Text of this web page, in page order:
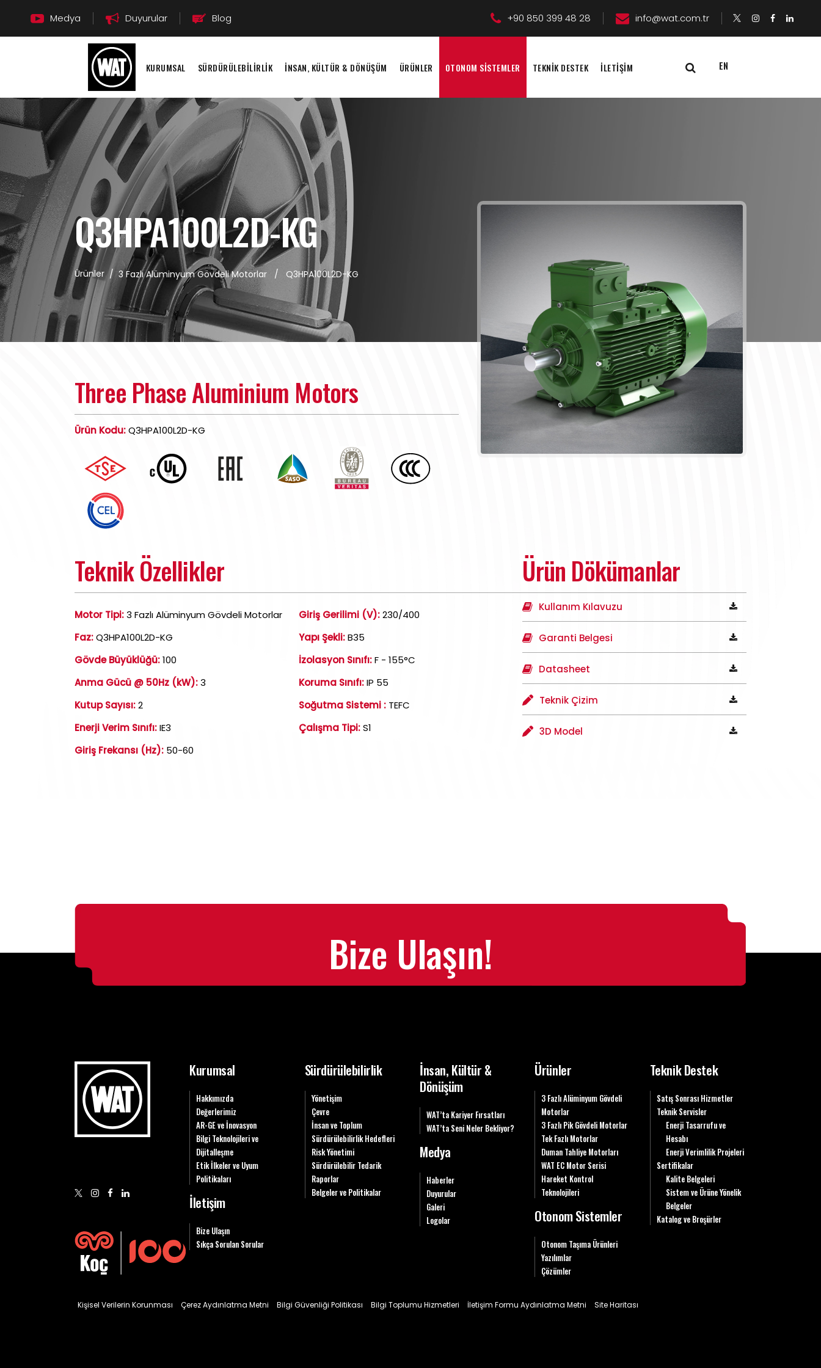
Medya Duyurular Blog +90 850 399 48 28 info@wat.com.tr
KURUMSAL SÜRDÜRÜLEBİLİRLİK İNSAN, KÜLTÜR & DÖNÜŞÜM ÜRÜNLER OTONOM SİSTEMLER TEKNİK DESTEK İLETİŞİM EN
Q3HPA100L2D-KG
Ürünler/ 3 Fazlı Alüminyum Gövdeli Motorlar / Q3HPA100L2D-KG
Three Phase Aluminium Motors
Ürün Kodu:Q3HPA100L2D-KG
Teknik Özellikler
Motor Tipi:3 Fazlı Alüminyum Gövdeli Motorlar
Faz:Q3HPA100L2D-KG
Gövde Büyüklüğü:100
Anma Gücü @ 50Hz (kW):3
Kutup Sayısı:2
Enerji Verim Sınıfı:IE3
Giriş Frekansı (Hz): 50-60
Giriş Gerilimi (V):230/400
Yapı Şekli:B35
İzolasyon Sınıfı:F - 155°C
Koruma Sınıfı:IP 55
Soğutma Sistemi :TEFC
Çalışma Tipi:S1
Ürün Dökümanlar
Kullanım Kılavuzu
Garanti Belgesi
Datasheet
Teknik Çizim
3D Model
Bize Ulaşın!
Kurumsal
Hakkımızda
Değerlerimiz
AR-GE ve İnovasyon
Bilgi Teknolojileri ve
Dijitalleşme
Etik İlkeler ve Uyum
Politikaları
İletişim
Bize Ulaşın
Sıkça Sorulan Sorular
Sürdürülebilirlik
Yönetişim
Çevre
İnsan ve Toplum
Sürdürülebilirlik Hedefleri
Risk Yönetimi
Sürdürülebilir Tedarik
Raporlar
Belgeler ve Politikalar
İnsan, Kültür &
Dönüşüm
WAT’ta Kariyer Fırsatları
WAT’ta Seni Neler Bekliyor?
Medya
Haberler
Duyurular
Galeri
Logolar
Ürünler
3 Fazlı Alüminyum Gövdeli
Motorlar
3 Fazlı Pik Gövdeli Motorlar
Tek Fazlı Motorlar
Duman Tahliye Motorları
WAT EC Motor Serisi
Hareket Kontrol
Teknolojileri
Otonom Sistemler
Otonom Taşıma Ürünleri
Yazılımlar
Çözümler
Teknik Destek
Satış Sonrası Hizmetler
Teknik Servisler
Enerji Tasarrufu ve
Hesabı
Enerji Verimlilik Projeleri
Sertifikalar
Kalite Belgeleri
Sistem ve Ürüne Yönelik
Belgeler
Katalog ve Broşürler
Kişisel Verilerin Korunması Çerez Aydınlatma Metni Bilgi Güvenliği Politikası Bilgi Toplumu Hizmetleri İletişim Formu Aydınlatma Metni Site Haritası